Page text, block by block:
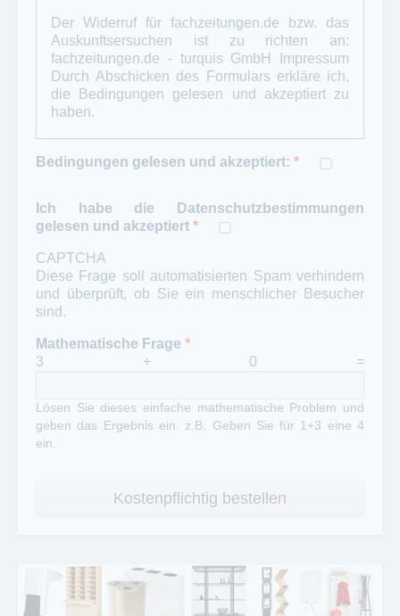
Der Widerruf für fachzeitungen.de bzw. das
Auskunftsersuchen ist zu richten an:
fachzeitungen.de - turquis GmbH
Impressum
Durch Abschicken des Formulars erkläre ich,
die Bedingungen gelesen und akzeptiert zu
haben.
Bedingungen gelesen und akzeptiert: *
Ich habe die Datenschutzbestimmungen
gelesen und akzeptiert *
CAPTCHA
Diese Frage soll automatisierten Spam verhindern
und überprüft, ob Sie ein menschlicher Besucher
sind.
Mathematische Frage *
3 + 0 =
Lösen Sie dieses einfache mathematische Problem und
geben das Ergebnis ein. z.B. Geben Sie für 1+3 eine 4
ein.